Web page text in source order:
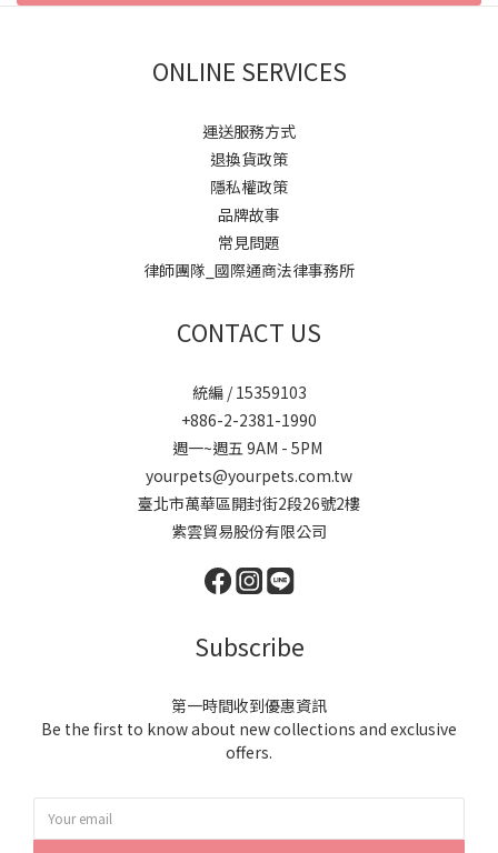
ONLINE SERVICES
運送服務方式
退換貨政策
隱私權政策
品牌故事
常見問題
律師團隊_國際通商法律事務所
CONTACT US
統編 / 15359103
+886-2-2381-1990
週一~週五 9AM - 5PM
yourpets@yourpets.com.tw
臺北市萬華區開封街2段26號2樓
紫雲貿易股份有限公司
Subscribe
第一時間收到優惠資訊
Be the first to know about new collections and exclusive
offers.